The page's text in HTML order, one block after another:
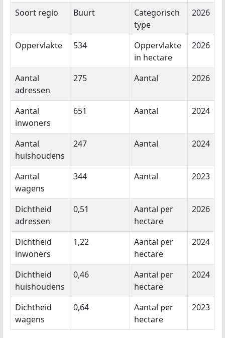
Soort regio Buurt
Categorisch
type
2026
Oppervlakte 534
Oppervlakte
in hectare
2026
Aantal
adressen
275 Aantal 2026
Aantal
inwoners
651 Aantal 2024
Aantal
huishoudens
247 Aantal 2024
Aantal
wagens
344 Aantal 2023
Dichtheid
adressen
0,51
Aantal per
hectare
2026
Dichtheid
inwoners
1,22
Aantal per
hectare
2024
Dichtheid
huishoudens
0,46
Aantal per
hectare
2024
Dichtheid
wagens
0,64
Aantal per
hectare
2023